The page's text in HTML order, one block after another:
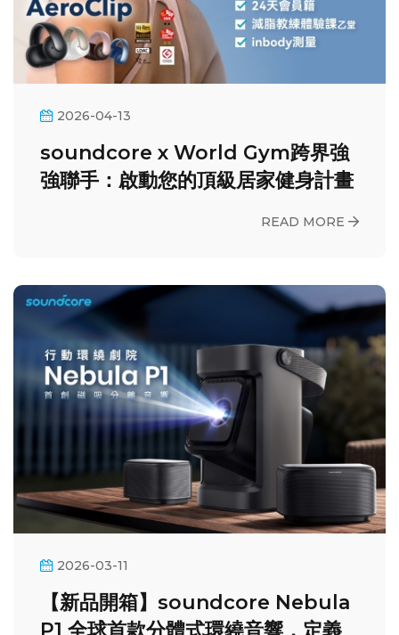
2026-04-13
soundcore x World Gym跨界強
強聯手：啟動您的頂級居家健身計畫
READ MORE
2026-03-11
【新品開箱】soundcore Nebula
P1 全球首款分體式環繞音響，定義